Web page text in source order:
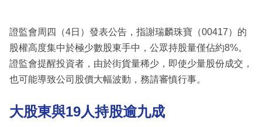
區
證監會周四（4日）發表公告，指謝瑞麟珠寶（00417）的
股權高度集中於極少數股東手中，公眾持股量僅佔約8%。
證監會提醒投資者，由於街貨量稀少，即使少量股份成交，
也可能導致公司股價大幅波動，務請審慎行事。
大股東與19人持股逾九成